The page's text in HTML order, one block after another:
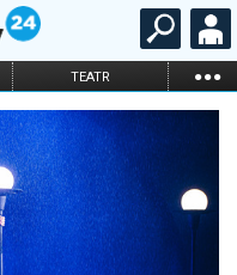
TEATR ...
STAND-UP
KARNETY